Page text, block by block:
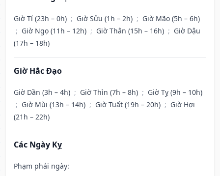
Giờ Tí (23h – 0h) ; Giờ Sửu (1h – 2h) ; Giờ Mão (5h – 6h)
; Giờ Ngọ (11h – 12h) ; Giờ Thân (15h – 16h) ; Giờ Dậu
(17h – 18h)
Giờ Hắc Đạo
Giờ Dần (3h – 4h) ; Giờ Thìn (7h – 8h) ; Giờ Tỵ (9h – 10h)
; Giờ Mùi (13h – 14h) ; Giờ Tuất (19h – 20h) ; Giờ Hợi
(21h – 22h)
Các Ngày Kỵ
Phạm phải ngày: